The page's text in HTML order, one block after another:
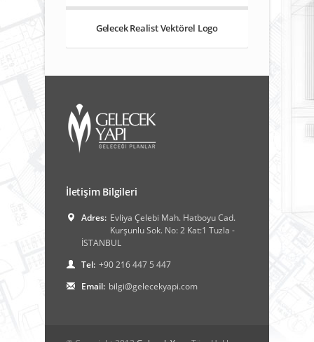
Gelecek Realist Vektörel Logo
İletişim Bilgileri
Adres: Evliya Çelebi Mah. Hatboyu Cad.
Kurşunlu Sok. No: 2 Kat:1 Tuzla -
İSTANBUL
Tel: +90 216 447 5 447
Email: bilgi@gelecekyapi.com